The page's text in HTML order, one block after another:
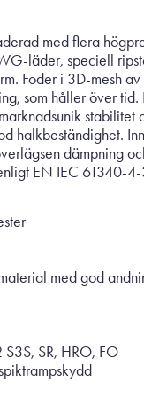
med flera
läder, speciell
Foder i 3D-mesh
som håller över
stabilitet
halkbeständighet.
dämpning
EN IEC 61340-
med god
SR, HRO, FO